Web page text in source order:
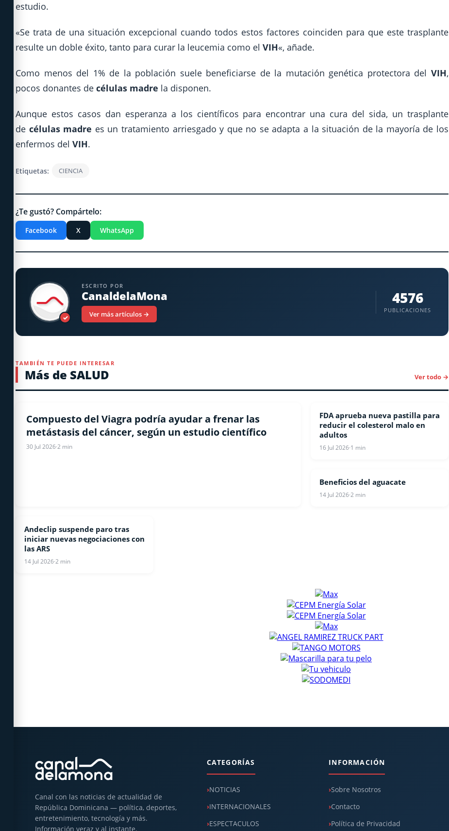
estudio.
«Se trata de una situación excepcional cuando todos estos factores coinciden para que este trasplante
resulte un doble éxito, tanto para curar la leucemia como el VIH«, añade.
Como menos del 1% de la población suele beneficiarse de la mutación genética protectora del VIH,
pocos donantes de células madre la disponen.
Aunque estos casos dan esperanza a los científicos para encontrar una cura del sida, un trasplante
de células madre es un tratamiento arriesgado y que no se adapta a la situación de la mayoría de los
enfermos del VIH.
Etiquetas: CIENCIA
¿Te gustó? Compártelo:
Facebook X WhatsApp
✓
ESCRITO POR
CanaldelaMona
Ver más artículos →
4576
PUBLICACIONES
TAMBIÉN TE PUEDE INTERESAR
Más de SALUD Ver todo →
Compuesto del Viagra podría ayudar a frenar las
metástasis del cáncer, según un estudio científico
30 Jul 2026·2 min
SALUD
FDA aprueba nueva pastilla para
reducir el colesterol malo en
adultos
16 Jul 2026·1 min
SALUD
Beneficios del aguacate
14 Jul 2026·2 min
SALUD
Andeclip suspende paro tras
iniciar nuevas negociaciones con
las ARS
14 Jul 2026·2 min
Canal con las noticias de actualidad de
República Dominicana — política, deportes,
entretenimiento, tecnología y más.
Información veraz y al instante.
CATEGORÍAS
NOTICIAS
INTERNACIONALES
ESPECTACULOS
INFORMACIÓN
Sobre Nosotros
Contacto
Política de Privacidad